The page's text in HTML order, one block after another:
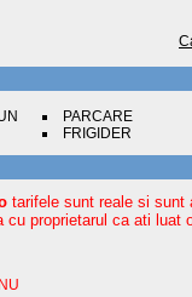
PARCARE
FRIGIDER
tarifele sunt reale si sunt
cu proprietarul ca ati luat
NU